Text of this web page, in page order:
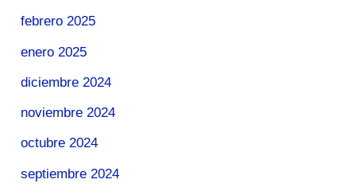
febrero 2025
enero 2025
diciembre 2024
noviembre 2024
octubre 2024
septiembre 2024